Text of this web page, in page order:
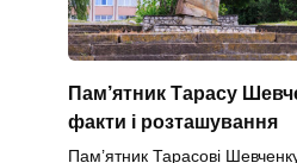
Пам’ятник Тарасу
факти і розташування
Пам’ятник Тарасові